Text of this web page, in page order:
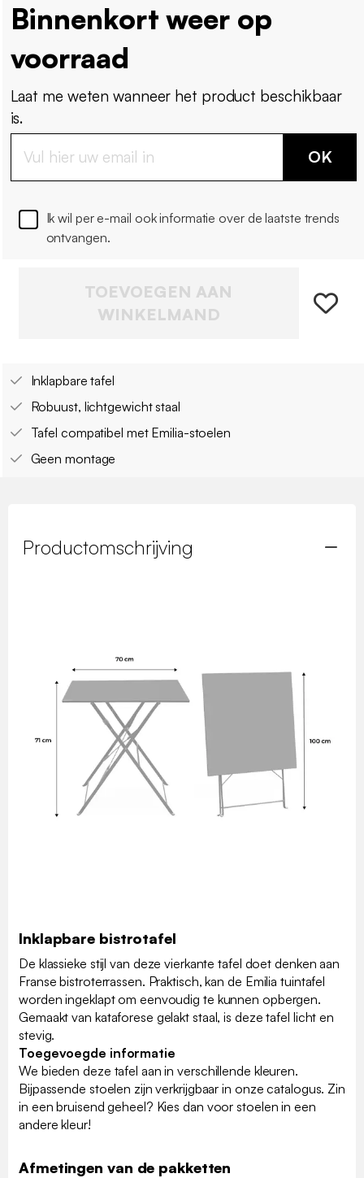
Binnenkort weer op
voorraad
Laat me weten wanneer het product beschikbaar
is.
OK
Ik wil per e-mail ook informatie over de laatste trends
ontvangen.
TOEVOEGEN AAN
WINKELMAND
Inklapbare tafel
Robuust, lichtgewicht staal
Tafel compatibel met Emilia-stoelen
Geen montage
Productomschrijving
Inklapbare bistrotafel
De klassieke stijl van deze vierkante tafel doet denken aan
Franse bistroterrassen. Praktisch, kan de Emilia tuintafel
worden ingeklapt om eenvoudig te kunnen opbergen.
Gemaakt van kataforese gelakt staal, is deze tafel licht en
stevig.
Toegevoegde informatie
We bieden deze tafel aan in verschillende kleuren.
Bijpassende stoelen zijn verkrijgbaar in onze catalogus. Zin
in een bruisend geheel? Kies dan voor stoelen in een
andere kleur!
Afmetingen van de pakketten